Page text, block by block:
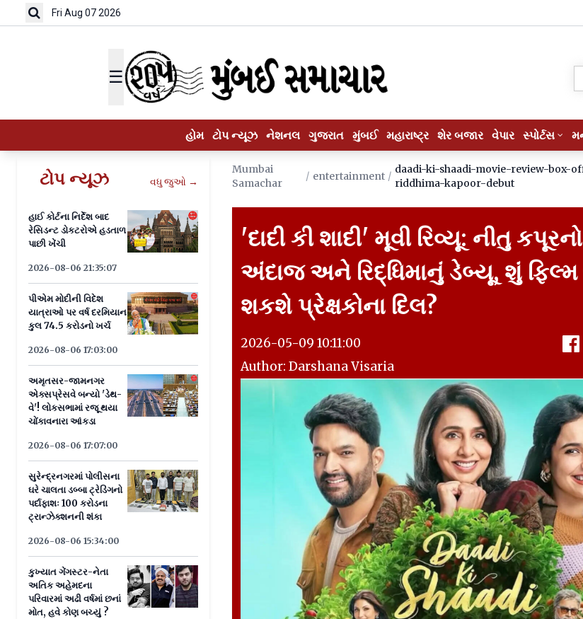
Fri Aug 07 2026
☰
હોમ ટોપ ન્યૂઝ નેશનલ ગુજરાત મુંબઈ મહારાષ્ટ્ર શેર બજાર વેપાર સ્પોર્ટસ
ટોપ ન્યૂઝ વધુ જુઓ →
હાઈ કોર્ટના નિર્દેશ બાદ
રેસિડન્ટ ડોકટરોએ હડતાળ
પાછી ખેંચી
2026-08-06 21:35:07
પીએમ મોદીની વિદેશ
યાત્રાઓ પર વર્ષ દરમિયાન
કુલ 74.5 કરોડનો ખર્ચ
2026-08-06 17:03:00
અમૃતસર-જામનગર
એક્સપ્રેસવે બન્યો 'ડેથ-
વે'! લોકસભામાં રજૂ થયા
ચોંકાવનારા આંકડા
2026-08-06 17:07:00
સુરેન્દ્રનગરમાં પોલીસના
ઘરે ચાલતા ડબ્બા ટ્રેડિંગનો
પર્દાફાશઃ 100 કરોડના
ટ્રાન્ઝેક્શનની શંકા
2026-08-06 15:34:00
કુખ્યાત ગેંગસ્ટર-નેતા
અતિક અહેમદના
પરિવારમાં અઢી વર્ષમાં છનાં
મોત, હવે કોણ બચ્યું ?
Mumbai
Samachar
/ entertainment /
daadi-ki-shaadi-movie-review-box-
riddhima-kapoor-debut
'દાદી કી શાદી' મૂવી રિવ્યૂ: નીતુ
અંદાજ અને રિદ્ધિમાનું ડેબ્યૂ, શું ફિલ્મ
શકશે પ્રેક્ષકોના દિલ?
2026-05-09 10:11:00
Author: Darshana Visaria